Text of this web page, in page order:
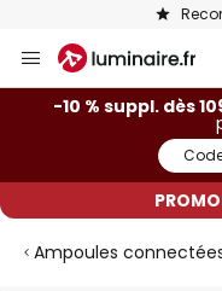
Allez
au
contenu
-10 % suppl. dès
Ampoules